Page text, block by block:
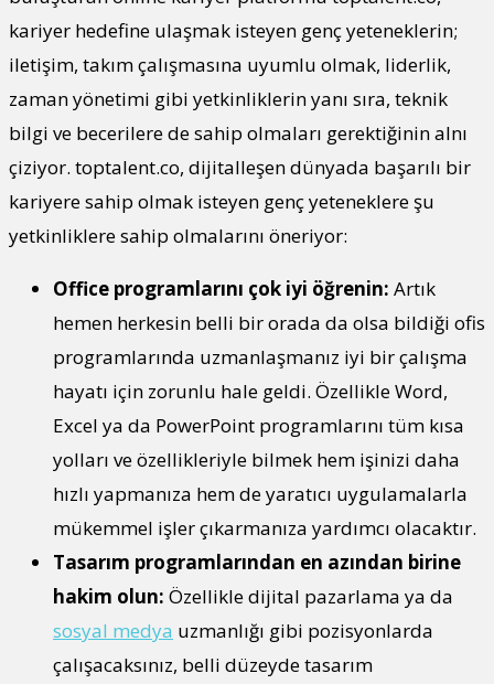
kariyer hedefine ulaşmak isteyen genç yeteneklerin;
iletişim, takım çalışmasına uyumlu olmak, liderlik,
zaman yönetimi gibi yetkinliklerin yanı sıra, teknik
bilgi ve becerilere de sahip olmaları gerektiğinin alnı
çiziyor. toptalent.co, dijitalleşen dünyada başarılı bir
kariyere sahip olmak isteyen genç yeteneklere şu
yetkinliklere sahip olmalarını öneriyor:
Office programlarını çok iyi öğrenin: Artık
hemen herkesin belli bir orada da olsa bildiği ofis
programlarında uzmanlaşmanız iyi bir çalışma
hayatı için zorunlu hale geldi. Özellikle Word,
Excel ya da PowerPoint programlarını tüm kısa
yolları ve özellikleriyle bilmek hem işinizi daha
hızlı yapmanıza hem de yaratıcı uygulamalarla
mükemmel işler çıkarmanıza yardımcı olacaktır.
Tasarım programlarından en azından birine
hakim olun: Özellikle dijital pazarlama ya da
sosyal medya uzmanlığı gibi pozisyonlarda
çalışacaksınız, belli düzeyde tasarım